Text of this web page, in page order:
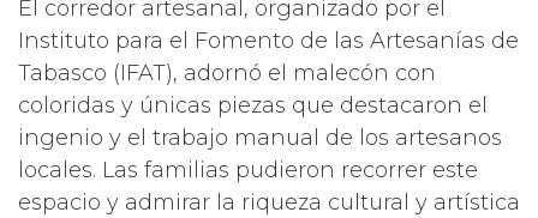
El corredor artesanal, organizado por el
Instituto para el Fomento de las Artesanías de
Tabasco (IFAT), adornó el malecón con
coloridas y únicas piezas que destacaron el
ingenio y el trabajo manual de los artesanos
locales. Las familias pudieron recorrer este
espacio y admirar la riqueza cultural y artística